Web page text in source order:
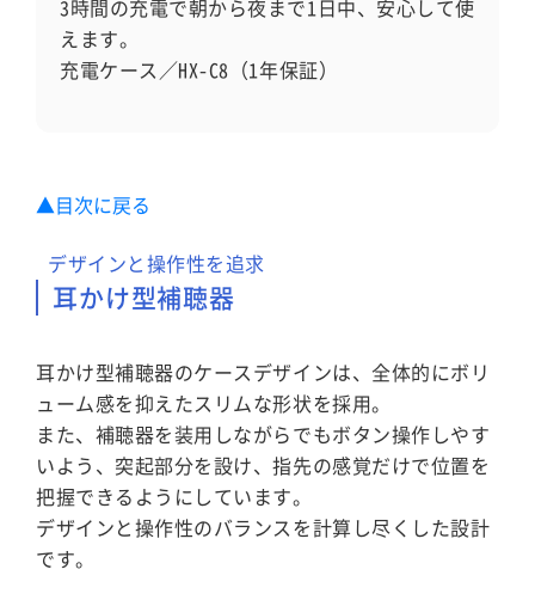
3時間の充電で朝から夜まで1日中、安心して使
えます。
充電ケース／HX-C8（1年保証）
▲目次に戻る
デザインと操作性を追求
耳かけ型補聴器
耳かけ型補聴器のケースデザインは、全体的にボリ
ューム感を抑えたスリムな形状を採用。
また、補聴器を装用しながらでもボタン操作しやす
いよう、突起部分を設け、指先の感覚だけで位置を
把握できるようにしています。
デザインと操作性のバランスを計算し尽くした設計
です。